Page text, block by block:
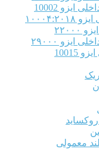
10002
۲۹۰۰۰